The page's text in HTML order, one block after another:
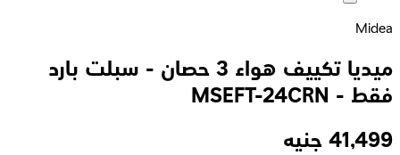
Midea
ميديا تكييف هواء 3 حصان - سبلت بارد
فقط - MSEFT-24CRN
41,499 جنيه